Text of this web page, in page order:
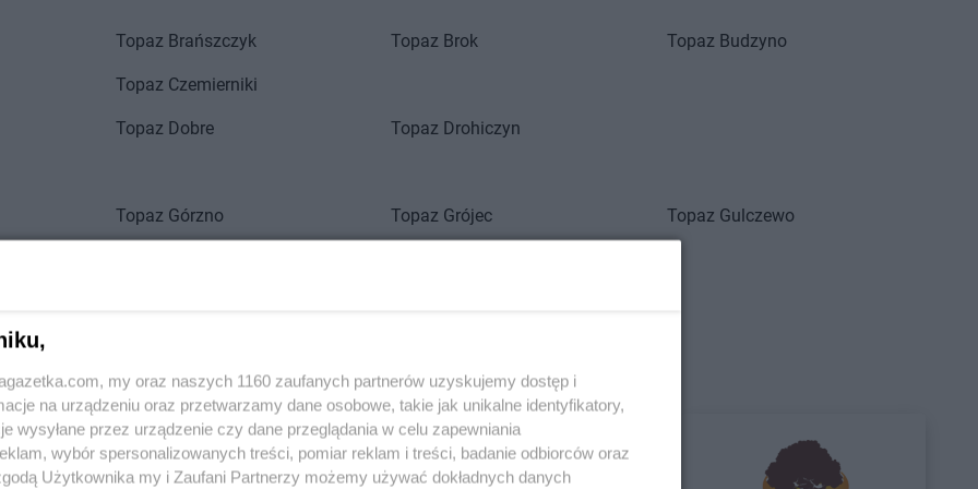
Topaz Brańszczyk Topaz Brok Topaz Budzyno
Topaz Czemierniki
Topaz Dobre Topaz Drohiczyn
Topaz Górzno Topaz Grójec Topaz Gulczewo
Topaz Leopoldów Topaz Lubartów
Topaz Łuków
Topaz Mińsk Mazowiecki
Topaz Mokobody
Zobacz wszystkie sklepy
my oraz naszych 1160 zaufanych partnerów uzyskujemy dostęp i
na urządzeniu oraz przetwarzamy dane osobowe, takie jak unikalne identyfikatory,
wysyłane przez urządzenie czy dane przeglądania w celu zapewniania
wybór spersonalizowanych treści, pomiar reklam i treści, badanie odbiorców oraz
Użytkownika my i Zaufani Partnerzy możemy używać dokładnych danych